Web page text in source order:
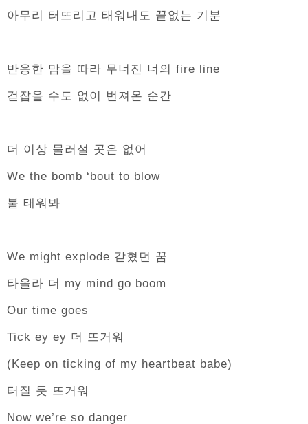
아무리 터뜨리고 태워내도 끝없는 기분
반응한 맘을 따라 무너진 너의 fire line
걷잡을 수도 없이 번져온 순간
더 이상 물러설 곳은 없어
We the bomb ‘bout to blow
불 태워봐
We might explode 갇혔던 꿈
타올라 더 my mind go boom
Our time goes
Tick ey ey 더 뜨거워
(Keep on ticking of my heartbeat babe)
터질 듯 뜨거워
Now we’re so danger